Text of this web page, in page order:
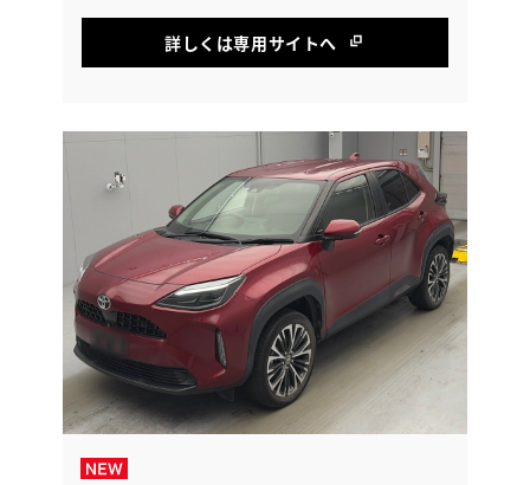
詳しくは専用サイトへ